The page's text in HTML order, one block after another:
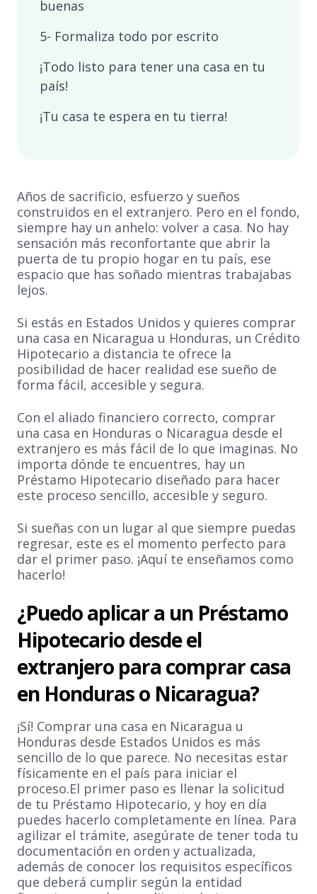
buenas
5- Formaliza todo por escrito
¡Todo listo para tener una casa en tu
país!
¡Tu casa te espera en tu tierra!
Años de sacrificio, esfuerzo y sueños
construidos en el extranjero. Pero en el fondo,
siempre hay un anhelo: volver a casa. No hay
sensación más reconfortante que abrir la
puerta de tu propio hogar en tu país, ese
espacio que has soñado mientras trabajabas
lejos.
Si estás en Estados Unidos y quieres comprar
una casa en Nicaragua u Honduras, un Crédito
Hipotecario a distancia te ofrece la
posibilidad de hacer realidad ese sueño de
forma fácil, accesible y segura.
Con el aliado financiero correcto, comprar
una casa en Honduras o Nicaragua desde el
extranjero es más fácil de lo que imaginas. No
importa dónde te encuentres, hay un
Préstamo Hipotecario diseñado para hacer
este proceso sencillo, accesible y seguro.
Si sueñas con un lugar al que siempre puedas
regresar, este es el momento perfecto para
dar el primer paso. ¡Aquí te enseñamos como
hacerlo!
¿Puedo aplicar a un Préstamo
Hipotecario desde el
extranjero para comprar casa
en Honduras o Nicaragua?
¡Sí! Comprar una casa en Nicaragua u
Honduras desde Estados Unidos es más
sencillo de lo que parece. No necesitas estar
físicamente en el país para iniciar el
proceso.El primer paso es llenar la solicitud
de tu Préstamo Hipotecario, y hoy en día
puedes hacerlo completamente en línea. Para
agilizar el trámite, asegúrate de tener toda tu
documentación en orden y actualizada,
además de conocer los requisitos específicos
que deberá cumplir según la entidad